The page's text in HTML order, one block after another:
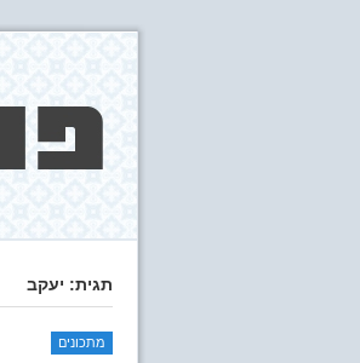
תגית: יעקב
מתכונים